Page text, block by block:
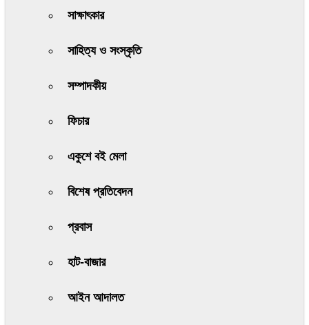
সাক্ষাৎকার
সাহিত্য ও সংস্কৃতি
সম্পাদকীয়
ফিচার
একুশে বই মেলা
বিশেষ প্রতিবেদন
প্রবাস
হাট-বাজার
আইন আদালত